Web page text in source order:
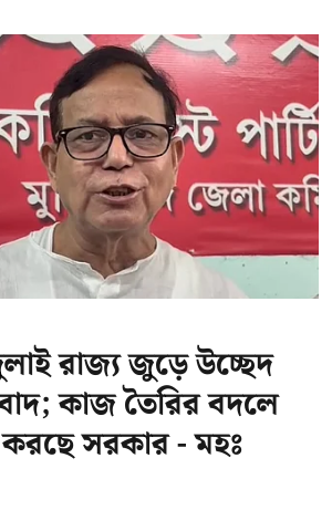
রাজ্য জুড়ে উচ্ছেদ
কাজ তৈরির বদলে
করছে সরকার - মহঃ